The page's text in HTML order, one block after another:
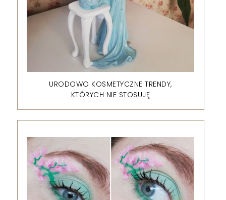
URODOWO KOSMETYCZNE TRENDY,
KTÓRYCH NIE STOSUJĘ